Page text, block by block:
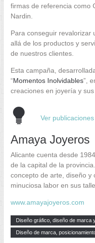
firmas de referencia como
Nardin.
Para conseguir revalorizar
allá de los productos y
de nuestros clientes.
Esta campaña,
“Momentos Inolvidables”,
creaciones en joyería y
Ver publicaciones
Amaya Joyeros
Alicante cuenta desde
de la capital de la
concepto de arte, diseño y
minuciosa labor en sus
www.amayajoyeros.com
Diseño gráfico, diseño de marca
Diseño de marca,